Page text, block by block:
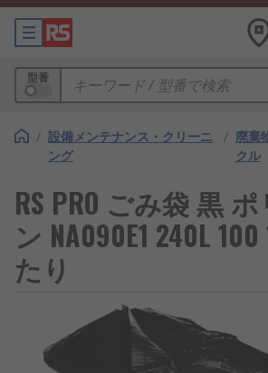
型番
/ 設備メンテナンス・クリーニ
ング
/ 廃棄
クル
RS PRO ごみ袋 黒
ン NA090E1 240L
たり